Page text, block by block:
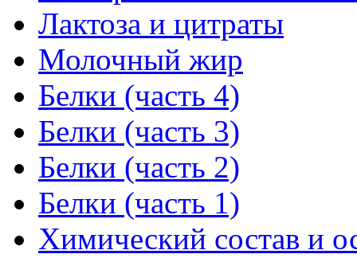
Лактоза и цитраты
Молочный жир
Белки (часть 4)
Белки (часть 3)
Белки (часть 2)
Белки (часть 1)
Химический состав и